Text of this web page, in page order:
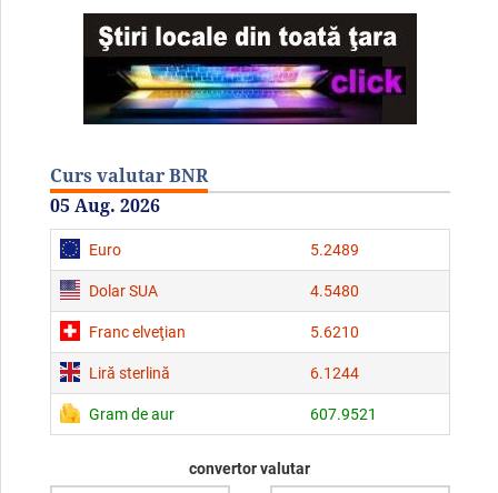
Curs valutar BNR
05 Aug. 2026
Euro 5.2489
Dolar SUA 4.5480
Franc elveţian 5.6210
Liră sterlină 6.1244
Gram de aur 607.9521
convertor valutar